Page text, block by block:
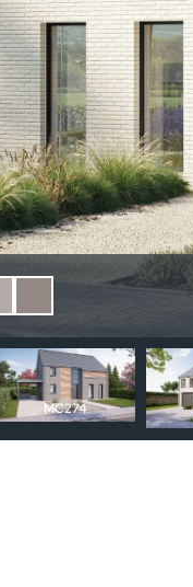
MC274